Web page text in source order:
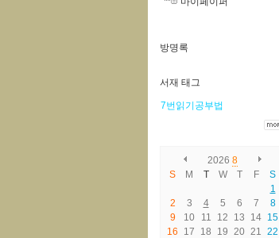
방명록
서재 태그
7번읽기공부법
2026 8
S
M T W T F
S
1
2
3 4 5 6 7
8
9
10 11 12 13 14 15
16
17 18 19 20 21 22